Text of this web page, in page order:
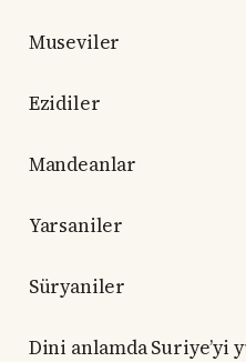
Museviler
Ezidiler
Mandeanlar
Yarsaniler
Süryaniler
Dini anlamda Suriye’yi